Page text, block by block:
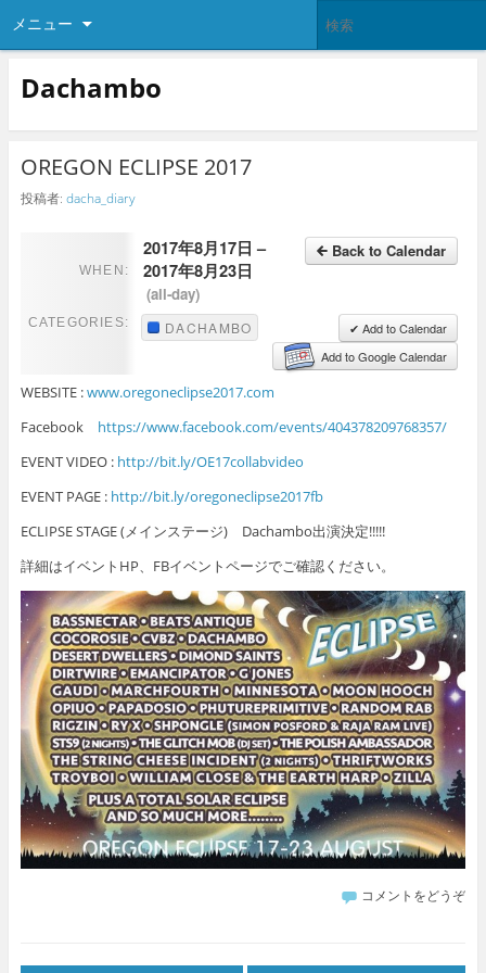
メニュー
Dachambo
OREGON ECLIPSE 2017
投稿者: dacha_diary
WHEN:
Back to Calendar
2017年8月17日 –
2017年8月23日
(all-day)
✔ Add to Calendar
Add to Google Calendar
CATEGORIES: DACHAMBO
WEBSITE :www.oregoneclipse2017.com
Facebook https://www.facebook.com/events/404378209768357/
EVENT VIDEO : http://bit.ly/OE17collabvideo
EVENT PAGE : http://bit.ly/oregoneclipse2017fb
ECLIPSE STAGE (メインステージ) Dachambo出演決定!!!!!
詳細はイベントHP、FBイベントページでご確認ください。
コメントをどうぞ